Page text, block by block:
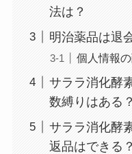
法は？
明治薬品は退
個人情報
サララ消化酵
数縛りはある？
サララ消化酵
返品はできる？